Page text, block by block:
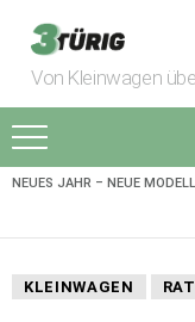
Von Kleinwagen
AKTUELLES
NEUES JAHR – NEUE
KLEINWAGEN